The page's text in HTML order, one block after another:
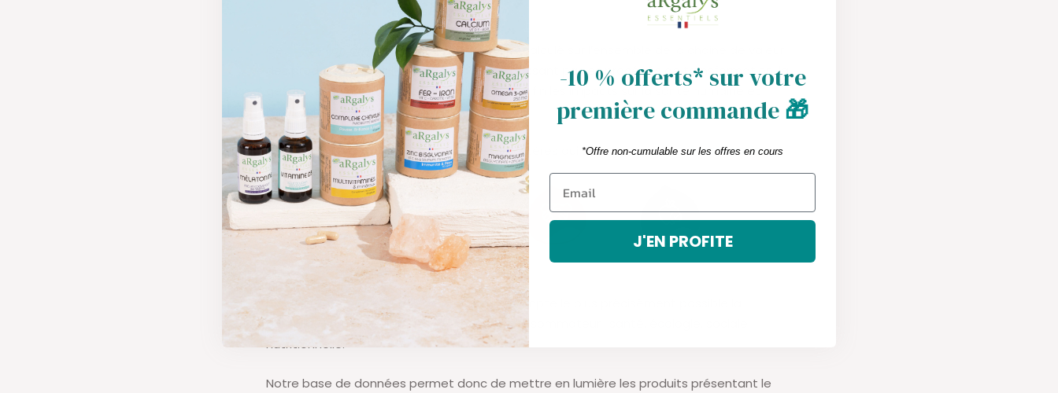
or, argent, bronze, charbon) est calculé sur l’ensemble de la chaine de valeur
des produits : depuis l’amont agricole, en passant par les procédés de transformation, la
gestion de la fin de vie des emballages et enfin les impacts sur la santé humaine et
l’environnement.
Ce score global s’obtient par l’analyse de critères qui se regroupent en4 catégories:
de prendre en compte le plus précisément possible la
durabilité d’un produit et les attentes du consommateur : santé, écologie, sociale,
nutritionnelle.
Notre base de données permet donc de mettre en lumière les produits présentant le
-10 % offerts* sur votre
première commande🎁
*Offre non-cumulable sur les offres en cours
J'EN PROFITE